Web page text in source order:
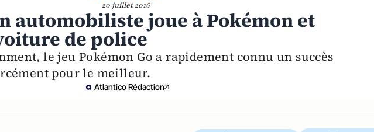
20 juillet 2016
automobiliste joue à Pokémon et
de police
le jeu Pokémon Go a rapidement connu un succès
pour le meilleur.
Atlantico Rédaction